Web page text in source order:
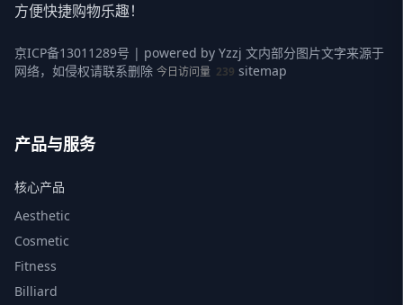
方便快捷购物乐趣！
京ICP备13011289号 | powered by Yzzj 文内部分图片文字来源于
网络，如侵权请联系删除 今日访问量 239 sitemap
产品与服务
核心产品
Aesthetic
Cosmetic
Fitness
Billiard